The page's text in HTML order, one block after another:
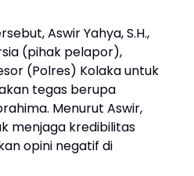
Aswir Yahya, S.H.,
(pihak pelapor),
(Polres) Kolaka untuk
tegas berupa
Menurut Aswir,
menjaga kredibilitas
opini negatif di